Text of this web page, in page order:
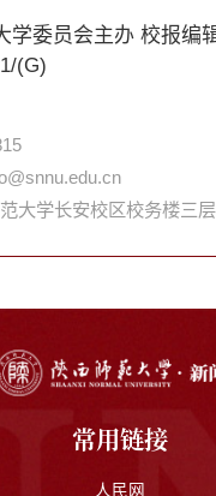
学委员会主办 校报编
(G)
大学长安校区校务楼三
常用链接
人民网